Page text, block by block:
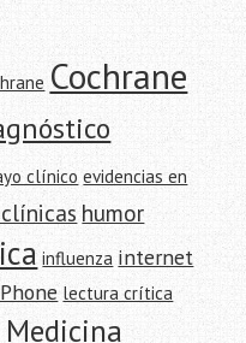
Cochrane
clínico evidencias en
humor
influenza internet
lectura crítica
Medicina